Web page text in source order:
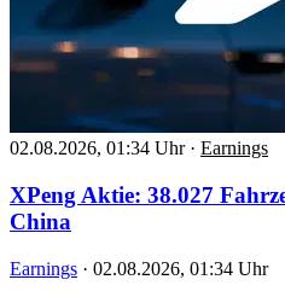
02.08.2026, 01:34 Uhr · Earnings
XPeng Aktie: 38.027
China
Earnings · 02.08.2026, 01:34 Uhr